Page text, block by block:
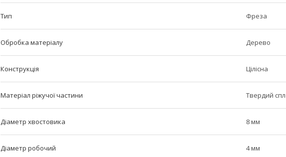
Тип Фреза
Обробка матеріалу Дерево
Конструкція Цілісна
Матеріал ріжучої частини Твердий
Діаметр хвостовика 8 мм
Діаметр робочий 4 мм